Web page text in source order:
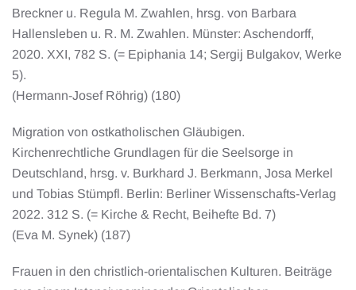
Breckner u. Regula M. Zwahlen, hrsg. von Barbara
Hallensleben u. R. M. Zwahlen. Münster: Aschendorff,
2020. XXI, 782 S. (= Epiphania 14; Sergij Bulgakov, Werke
5).
(Hermann-Josef Röhrig) (180)
Migration von ostkatholischen Gläubigen.
Kirchenrechtliche Grundlagen für die Seelsorge in
Deutschland, hrsg. v. Burkhard J. Berkmann, Josa Merkel
und Tobias Stümpfl. Berlin: Berliner Wissenschafts-Verlag
2022. 312 S. (= Kirche & Recht, Beihefte Bd. 7)
(Eva M. Synek) (187)
Frauen in den christlich-orientalischen Kulturen. Beiträge